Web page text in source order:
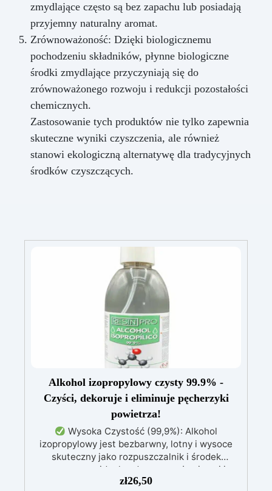
zmydlające często są bez zapachu lub posiadają
przyjemny naturalny aromat.
Zrównoważoność: Dzięki biologicznemu
pochodzeniu składników, płynne biologiczne
środki zmydlające przyczyniają się do
zrównoważonego rozwoju i redukcji pozostałości
chemicznych.
Zastosowanie tych produktów nie tylko zapewnia
skuteczne wyniki czyszczenia, ale również
stanowi ekologiczną alternatywę dla tradycyjnych
środków czyszczących.
Alkohol izopropylowy czysty 99.9% -
Czyści, dekoruje i eliminuje pęcherzyki
powietrza!
Wysoka Czystość (99,9%): Alkohol
izopropylowy jest bezbarwny, lotny i wysoce
skuteczny jako rozpuszczalnik i środek
czyszczący, idealny do pracy z żywicami i
Skuteczne Czyszczenie: Łatwo
zł26,50